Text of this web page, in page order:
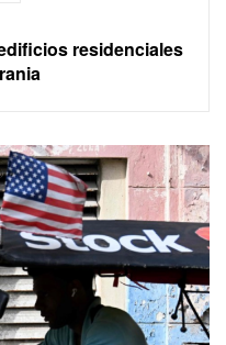
residenciales